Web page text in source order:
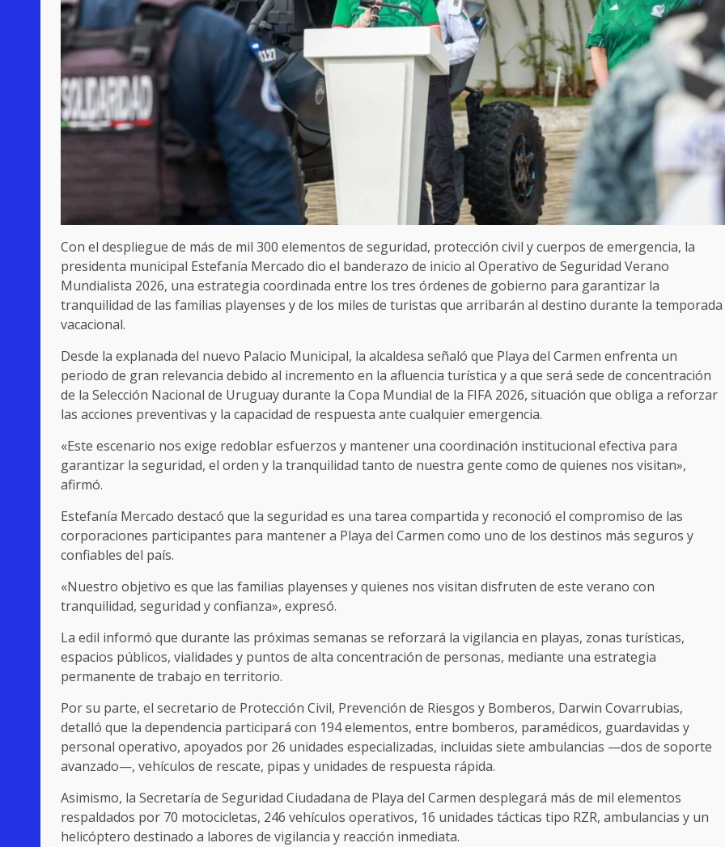
Con el despliegue de más de mil 300 elementos de seguridad, protección civil y cuerpos de emergencia, la
presidenta municipal Estefanía Mercado dio el banderazo de inicio al Operativo de Seguridad Verano
Mundialista 2026, una estrategia coordinada entre los tres órdenes de gobierno para garantizar la
tranquilidad de las familias playenses y de los miles de turistas que arribarán al destino durante la temporada
vacacional.
Desde la explanada del nuevo Palacio Municipal, la alcaldesa señaló que Playa del Carmen enfrenta un
periodo de gran relevancia debido al incremento en la afluencia turística y a que será sede de concentración
de la Selección Nacional de Uruguay durante la Copa Mundial de la FIFA 2026, situación que obliga a reforzar
las acciones preventivas y la capacidad de respuesta ante cualquier emergencia.
«Este escenario nos exige redoblar esfuerzos y mantener una coordinación institucional efectiva para
garantizar la seguridad, el orden y la tranquilidad tanto de nuestra gente como de quienes nos visitan»,
afirmó.
Estefanía Mercado destacó que la seguridad es una tarea compartida y reconoció el compromiso de las
corporaciones participantes para mantener a Playa del Carmen como uno de los destinos más seguros y
confiables del país.
«Nuestro objetivo es que las familias playenses y quienes nos visitan disfruten de este verano con
tranquilidad, seguridad y confianza», expresó.
La edil informó que durante las próximas semanas se reforzará la vigilancia en playas, zonas turísticas,
espacios públicos, vialidades y puntos de alta concentración de personas, mediante una estrategia
permanente de trabajo en territorio.
Por su parte, el secretario de Protección Civil, Prevención de Riesgos y Bomberos, Darwin Covarrubias,
detalló que la dependencia participará con 194 elementos, entre bomberos, paramédicos, guardavidas y
personal operativo, apoyados por 26 unidades especializadas, incluidas siete ambulancias —dos de soporte
avanzado—, vehículos de rescate, pipas y unidades de respuesta rápida.
Asimismo, la Secretaría de Seguridad Ciudadana de Playa del Carmen desplegará más de mil elementos
respaldados por 70 motocicletas, 246 vehículos operativos, 16 unidades tácticas tipo RZR, ambulancias y un
helicóptero destinado a labores de vigilancia y reacción inmediata.